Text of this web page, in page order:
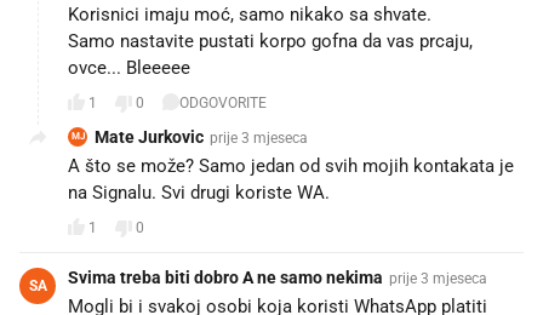
Korisnici imaju moć, samo nikako sa shvate.
Samo nastavite pustati korpo gofna da vas prcaju,
ovce... Bleeeee
1 0 ODGOVORITE
MJ Mate Jurkovic prije 3 mjeseca
A što se može? Samo jedan od svih mojih kontakata je
na Signalu. Svi drugi koriste WA.
1 0
SA Svima treba biti dobro A ne samo nekima prije 3 mjeseca
Mogli bi i svakoj osobi koja koristi WhatsApp platiti